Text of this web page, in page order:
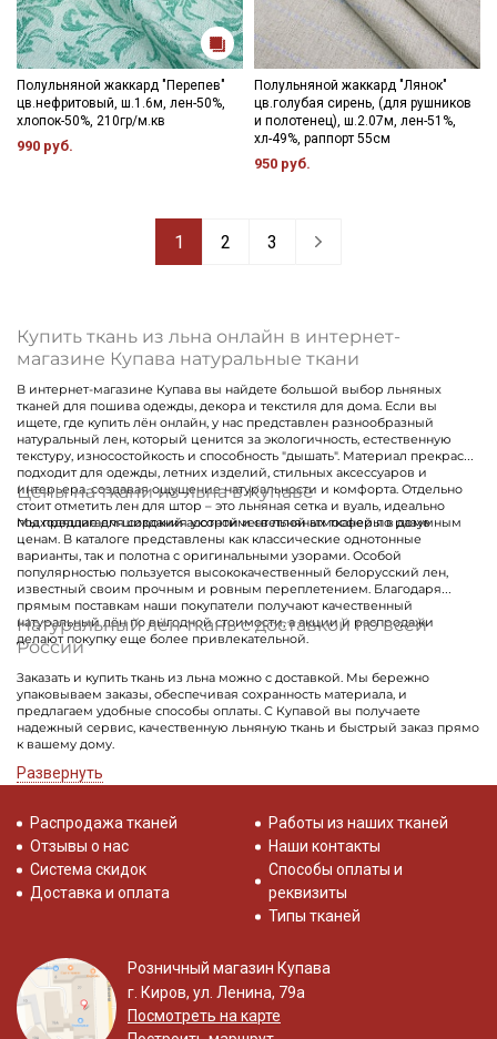
Полульняной жаккард "Перепев"
цв.нефритовый, ш.1.6м, лен-50%,
хлопок-50%, 210гр/м.кв
990 руб.
Полульняной жаккард "Лянок"
цв.голубая сирень, (для рушников
и полотенец), ш.2.07м, лен-51%,
хл-49%, раппорт 55см
950 руб.
1 2 3
Купить ткань из льна онлайн в интернет-
магазине Купава натуральные ткани
В интернет-магазине Купава вы найдете большой выбор льняных
тканей для пошива одежды, декора и текстиля для дома. Если вы
ищете, где купить лён онлайн, у нас представлен разнообразный
натуральный лен, который ценится за экологичность, естественную
текстуру, износостойкость и способность "дышать". Материал прекрасно
подходит для одежды, летних изделий, стильных аксессуаров и
интерьера, создавая ощущение натуральности и комфорта. Отдельно
стоит отметить лен для штор – это льняная сетка и вуаль, идеально
подходящие для создания уютной и светлой атмосферы в доме
Цены на ткани из льна в Купаве
Мы предлагаем широкий ассортимент льняных тканей по разумным
ценам. В каталоге представлены как классические однотонные
варианты, так и полотна с оригинальными узорами. Особой
популярностью пользуется высококачественный белорусский лен,
известный своим прочным и ровным переплетением. Благодаря
прямым поставкам наши покупатели получают качественный
натуральный лён по выгодной стоимости, а акции и распродажи
делают покупку еще более привлекательной.
Натуральный лён ткань с доставкой по всей
России
Заказать и купить ткань из льна можно с доставкой. Мы бережно
упаковываем заказы, обеспечивая сохранность материала, и
предлагаем удобные способы оплаты. С Купавой вы получаете
надежный сервис, качественную льняную ткань и быстрый заказ прямо
к вашему дому.
Развернуть
Распродажа тканей
Отзывы о нас
Система скидок
Доставка и оплата
Работы из наших тканей
Наши контакты
Способы оплаты и
реквизиты
Типы тканей
Розничный магазин Купава
г. Киров, ул. Ленина, 79а
Посмотреть на карте